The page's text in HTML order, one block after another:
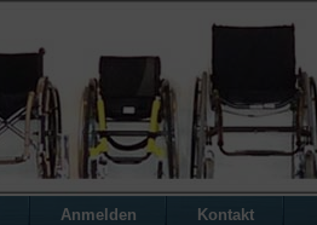
Anmelden Kontakt